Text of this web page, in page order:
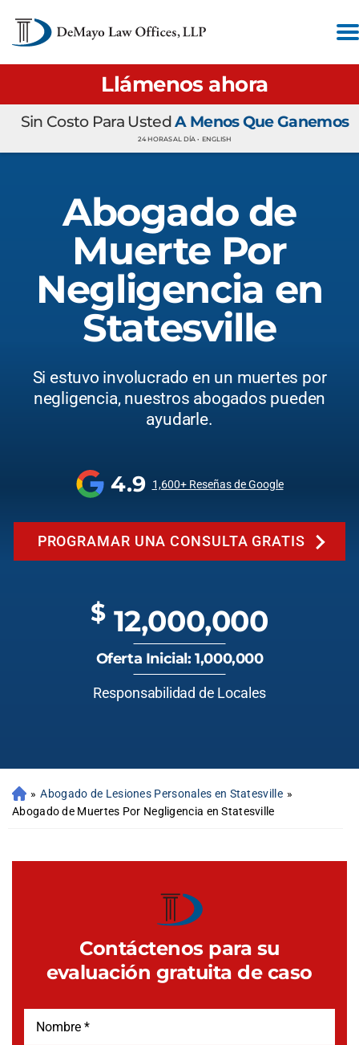
Llámenos ahora
Sin Costo Para UstedA Menos Que Ganemos
24 HORAS AL DÍA • ENGLISH
Abogado de
Muerte Por
Negligencia en
Statesville
Si estuvo involucrado en un muertes por
negligencia, nuestros abogados pueden
ayudarle.
4.9 1,600+ Reseñas de Google
PROGRAMAR UNA CONSULTA GRATIS
$ 12,000,000
Oferta Inicial: 1,000,000
Responsabilidad de Locales
» Abogado de Lesiones Personales en Statesville »
Abogado de Muertes Por Negligencia en Statesville
Contáctenos para su
evaluación gratuita de caso